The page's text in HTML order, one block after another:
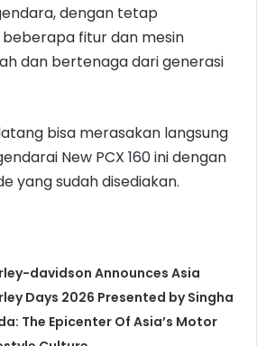
dengan tetap
fitur dan mesin
dan bertenaga dari generasi
bisa merasakan langsung
New PCX 160 ini dengan
yang sudah disediakan.
davidson Announces Asia
Days 2026 Presented by Singha
The Epicenter Of Asia’s Motor